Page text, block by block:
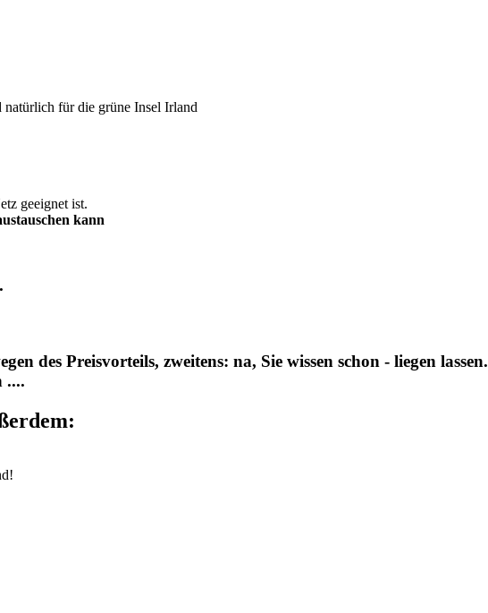
für die grüne Insel Irland
geeignet ist.
kann
des Preisvorteils, zweitens: na, Sie wissen schon - liegen lassen.
....